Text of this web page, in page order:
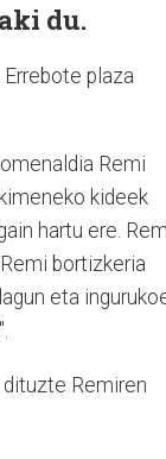
du.
plaza
Remi
kideek
hartu ere.
bortizkeria
eta
Remiren